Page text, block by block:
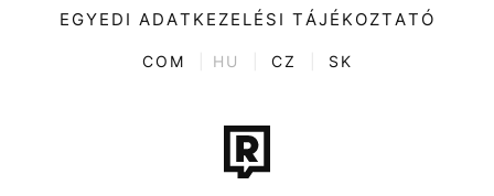
Kultúra
ENTR
Tech-Tudomány
Sport
EGYEDI ADATKEZELÉSI TÁJÉKOZTATÓ
COM HU CZ SK